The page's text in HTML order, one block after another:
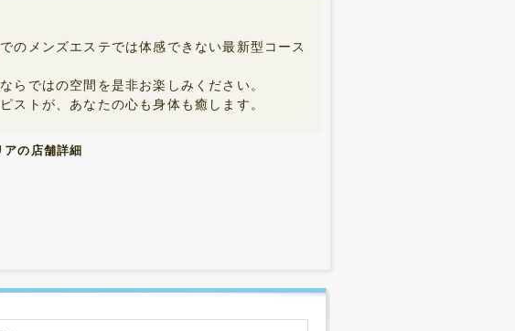
のメンズエステでは体感できない最新型コース
らではの空間を是非お楽しみください。
ストが、あなたの心も身体も癒します。
の店舗詳細